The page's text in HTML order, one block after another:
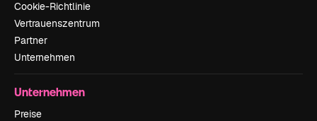
Cookie-Richtlinie
Vertrauenszentrum
Partner
Unternehmen
Unternehmen
Preise